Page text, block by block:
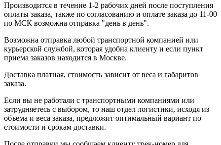
Производится в течение 1-2 рабочих дней после поступления
оплаты заказа, также по согласованию и оплате заказа до 11-00
по МСК возможна отправка "день в день".
Возможна отправка любой транспортной компанией или
курьерской службой, которая удобна клиенту и если пункт
приема заказов находится в Москве.
Доставка платная, стоимость зависит от веса и габаритов
заказа.
Если вы не работали с транспортными компаниями или
затрудняетесь с выбором, то наш отдел логистики, исходя из
объема и веса заказа, предложит оптимальный вариант по
стоимости и срокам доставки.